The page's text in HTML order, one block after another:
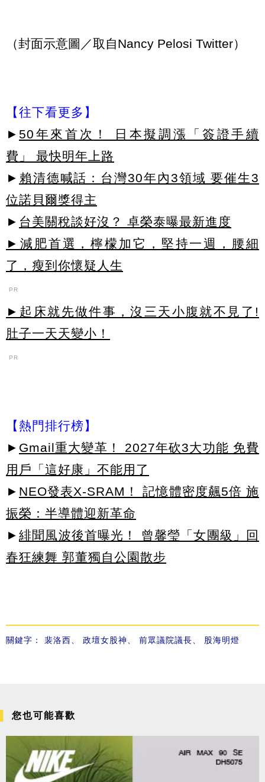
（封面示意圖／取自Nancy Pelosi Twitter）
【往下看更多】
► 50年來首次！ 日本擬調漲「簽證手續
費」 最快明年上路
► 賴清德喊話：台灣30年內3領域 要催生3
位諾貝爾獎得主
► 台美關稅談好沒？ 卓榮泰曝最新進度
►減肥首選，檸檬加它，堅持一週，腰細
了，瘦到你懷疑人生
PR
►起床就先做件事，沒三天小腹就不見了!
肚子一天天變小！
PR
【熱門排行榜】
► Gmail重大變革！ 2027年砍3大功能 免費
用戶「這好康」不能用了
► NEO發表X-SRAM！ 記憶體密度飆5倍 施
振榮：半導體迎新革命
► 緋聞風波後首曝光！ 曾馨瑩「女團級」回
春狂練舞 郭董獨自公園散步
關鍵字： 裴洛西、 政壇女股神、 前眾議院議長、 股海明燈
您也可能喜歡